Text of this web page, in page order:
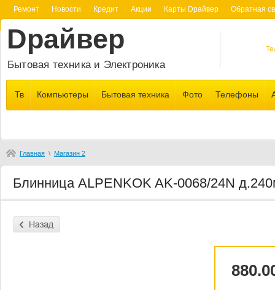
Ремонт Новости Кредит Акции Карты Dрайвер Обратная
Dрайвер
Бытовая техника и Электроника
Тв Компьютеры Бытовая техника Фото Телефоны
Главная \ Магазин 2
Блинница ALPENKOK AK-0068/24N